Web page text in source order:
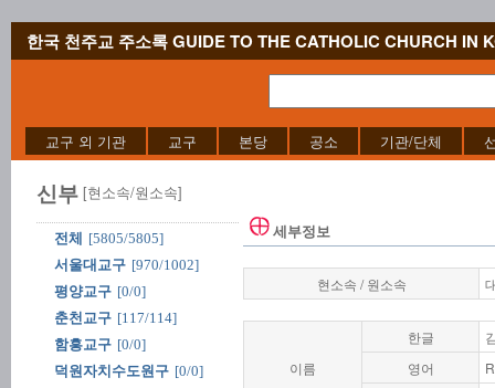
한국 천주교 주소록 GUIDE TO THE CATHOLIC CHURCH IN
교구 외 기관 교구 본당 공소 기관/단체
신부 [현소속/원소속]
전체
[5805/5805]
서울대교구 [970/1002]
평양교구 [0/0]
춘천교구 [117/114]
함흥교구 [0/0]
덕원자치수도원구 [0/0]
세부정보
현소속 / 원소속
이름
한글
영어